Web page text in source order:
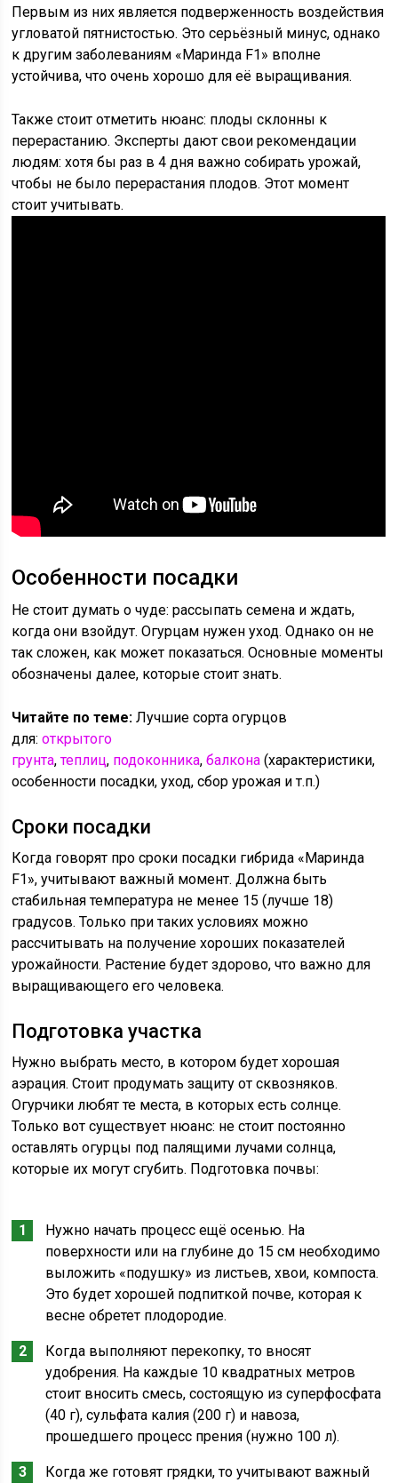
Первым из них является подверженность воздействия
угловатой пятнистостью. Это серьёзный минус, однако
к другим заболеваниям «Маринда F1» вполне
устойчива, что очень хорошо для её выращивания.
Также стоит отметить нюанс: плоды склонны к
перерастанию. Эксперты дают свои рекомендации
людям: хотя бы раз в 4 дня важно собирать урожай,
чтобы не было перерастания плодов. Этот момент
стоит учитывать.
Особенности посадки
Не стоит думать о чуде: рассыпать семена и ждать,
когда они взойдут. Огурцам нужен уход. Однако он не
так сложен, как может показаться. Основные моменты
обозначены далее, которые стоит знать.
Читайте по теме:Лучшие сорта огурцов
для:открытого
грунта,теплиц, подоконника,балкона (характеристики,
особенности посадки, уход, сбор урожая и т.п.)
Сроки посадки
Когда говорят про сроки посадки гибрида «Маринда
F1», учитывают важный момент. Должна быть
стабильная температура не менее 15 (лучше 18)
градусов. Только при таких условиях можно
рассчитывать на получение хороших показателей
урожайности. Растение будет здорово, что важно для
выращивающего его человека.
Подготовка участка
Нужно выбрать место, в котором будет хорошая
аэрация. Стоит продумать защиту от сквозняков.
Огурчики любят те места, в которых есть солнце.
Только вот существует нюанс: не стоит постоянно
оставлять огурцы под палящими лучами солнца,
которые их могут сгубить. Подготовка почвы:
Нужно начать процесс ещё осенью. На
поверхности или на глубине до 15 см необходимо
выложить «подушку» из листьев, хвои, компоста.
Это будет хорошей подпиткой почве, которая к
весне обретет плодородие.
Когда выполняют перекопку, то вносят
удобрения. На каждые 10 квадратных метров
стоит вносить смесь, состоящую из суперфосфата
(40 г), сульфата калия (200 г) и навоза,
прошедшего процесс прения (нужно 100 л).
Когда же готовят грядки, то учитывают важный